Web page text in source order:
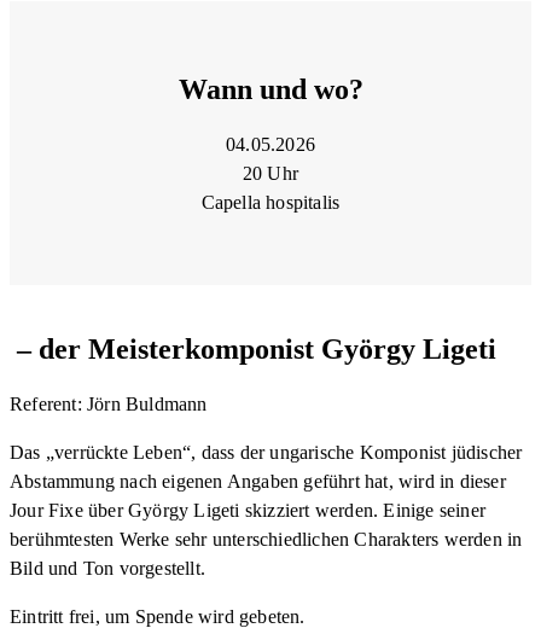
Wann und wo?
04.05.2026
20 Uhr
Capella hospitalis
– der Meisterkomponist György Ligeti
Referent: Jörn Buldmann
Das „verrückte Leben“, dass der ungarische Komponist jüdischer
Abstammung nach eigenen Angaben geführt hat, wird in dieser
Jour Fixe über György Ligeti skizziert werden. Einige seiner
berühmtesten Werke sehr unterschiedlichen Charakters werden in
Bild und Ton vorgestellt.
Eintritt frei, um Spende wird gebeten.